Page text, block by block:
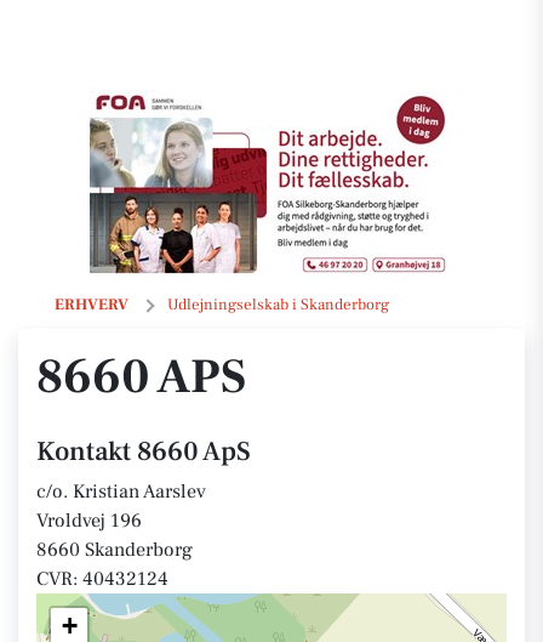
ERHVERV Udlejningselskab i Skanderborg
8660 ApS
8660 APS
Kontakt 8660 ApS
c/o. Kristian Aarslev
Vroldvej 196
8660 Skanderborg
CVR: 40432124
+